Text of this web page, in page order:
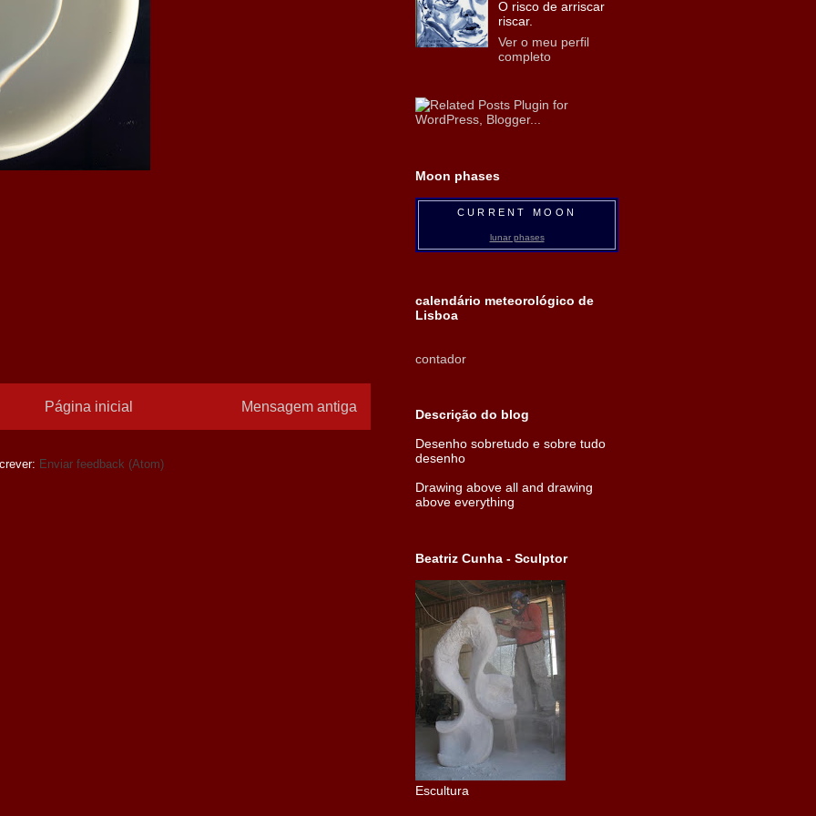
Mensagem antiga
Página inicial
Enviar feedback (Atom)
O risco de arriscar
riscar.
Ver o meu perfil
completo
Moon phases
CURRENT MOON
lunar phases
calendário meteorológico de
Lisboa
contador
Descrição do blog
Desenho sobretudo e sobre tudo
desenho
Drawing above all and drawing
above everything
Beatriz Cunha - Sculptor
Escultura